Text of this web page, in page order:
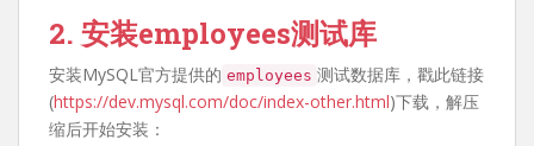
2. 安装employees测试库
安装MySQL官方提供的 employees 测试数据库，戳此链接
(https://dev.mysql.com/doc/index-other.html)下载，解压
缩后开始安装：